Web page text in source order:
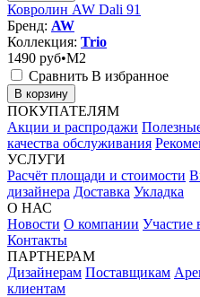
Ковролин AW Dali 91
Бренд: AW
Коллекция: Trio
1490 руб•M2
Сравнить В избранное
В корзину
ПОКУПАТЕЛЯМ
Акции и распродажи
качества обслуживания
УСЛУГИ
Расчёт площади и стоимости
дизайнера Доставка Укладка
О НАС
Новости О компании Участие
Контакты
ПАРТНЕРАМ
Дизайнерам Поставщикам
клиентам